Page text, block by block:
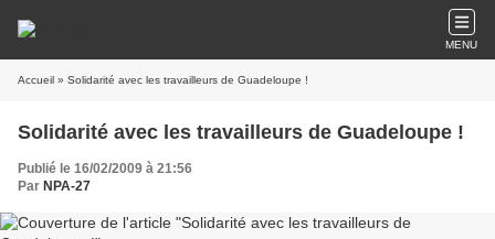
MENU
Accueil » Solidarité avec les travailleurs de Guadeloupe !
Solidarité avec les travailleurs de Guadeloupe !
Publié le 16/02/2009 à 21:56
Par NPA-27